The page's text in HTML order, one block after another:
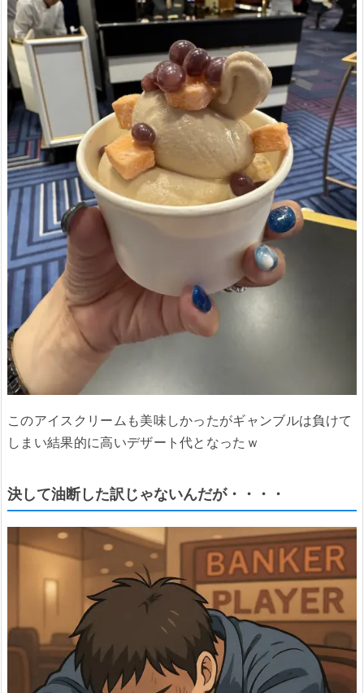
このアイスクリームも美味しかったがギャンブルは負けて
しまい結果的に高いデザート代となったｗ
決して油断した訳じゃないんだが・・・・